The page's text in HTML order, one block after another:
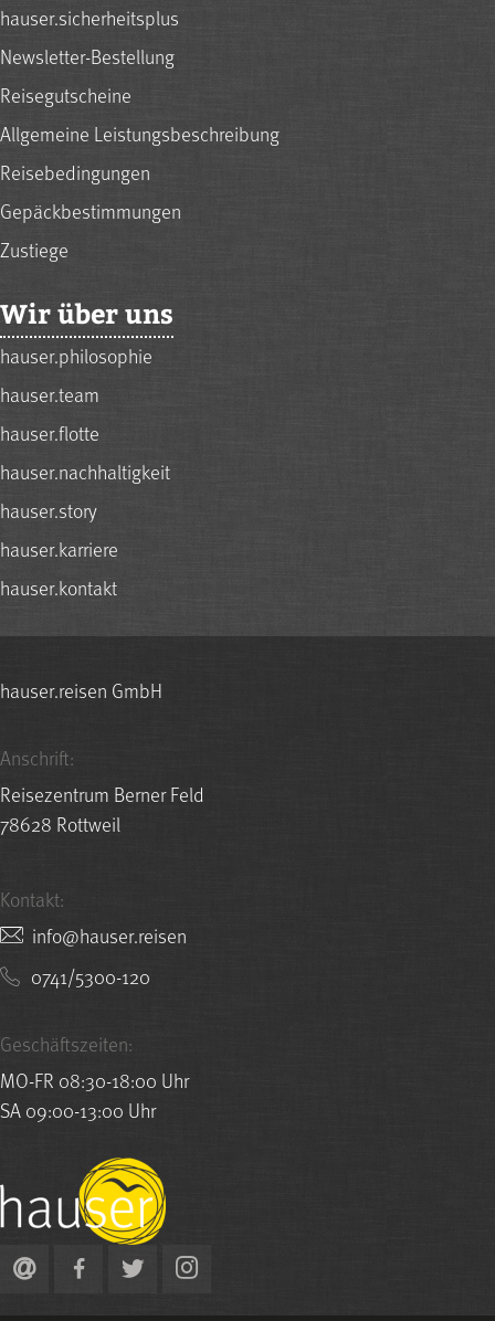
hauser.sicherheitsplus
Newsletter-Bestellung
Reisegutscheine
Allgemeine Leistungsbeschreibung
Reisebedingungen
Gepäckbestimmungen
Zustiege
Wir über uns
hauser.philosophie
hauser.team
hauser.flotte
hauser.nachhaltigkeit
hauser.story
hauser.karriere
hauser.kontakt
hauser.reisen GmbH
Anschrift:
Reisezentrum Berner Feld
78628 Rottweil
Kontakt:
nesier.resuah@ofni
0741/5300-120
Geschäftszeiten:
MO-FR 08:30-18:00 Uhr
SA 09:00-13:00 Uhr